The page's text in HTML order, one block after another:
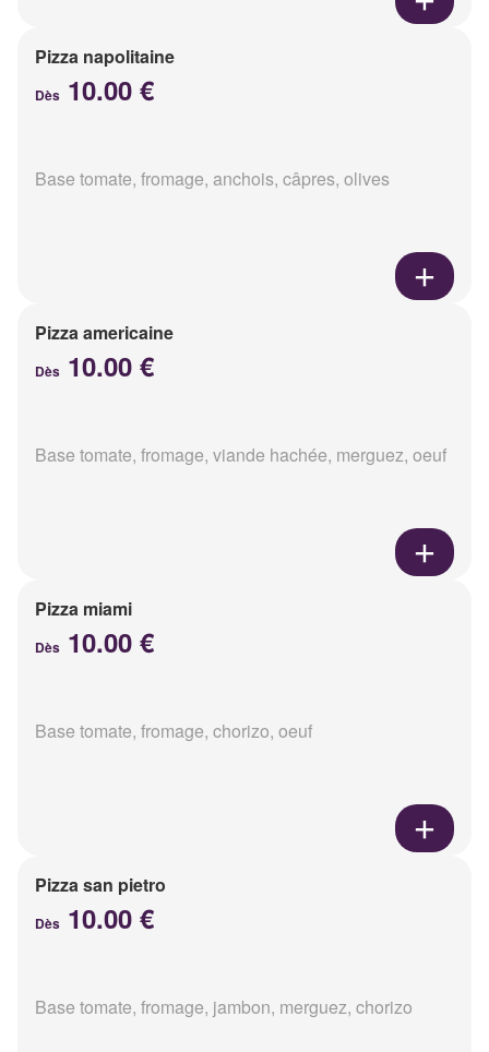
Pizza napolitaine
Dès 10.00 €
Base tomate, fromage, anchois, câpres, olives
Pizza americaine
Dès 10.00 €
Base tomate, fromage, viande hachée, merguez, oeuf
Pizza miami
Dès 10.00 €
Base tomate, fromage, chorizo, oeuf
Pizza san pietro
Dès 10.00 €
Base tomate, fromage, jambon, merguez, chorizo